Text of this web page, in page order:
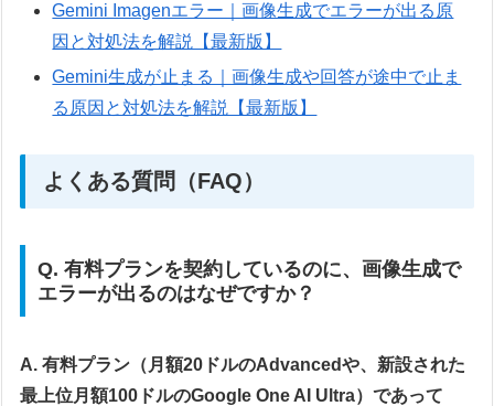
Gemini Imagenエラー｜画像生成でエラーが出る原
因と対処法を解説【最新版】
Gemini生成が止まる｜画像生成や回答が途中で止ま
る原因と対処法を解説【最新版】
よくある質問（FAQ）
Q. 有料プランを契約しているのに、画像生成で
エラーが出るのはなぜですか？
A. 有料プラン（月額20ドルのAdvancedや、新設された
最上位月額100ドルのGoogle One AI Ultra）であって